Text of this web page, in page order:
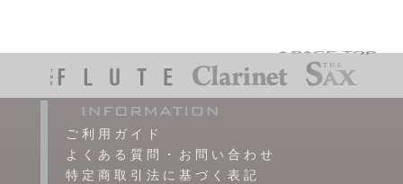
ご利用ガイド
よくある質問・お問い合わせ
特定商取引法に基づく表記